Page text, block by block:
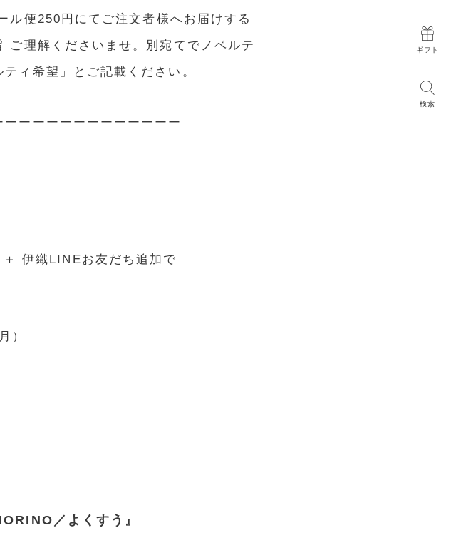
検索
ギフト
ル便250円にてご注文者様へお届けする
ご理解くださいませ。別宛てでノベルテ
ィ希望」とご記載ください。
ーーーーーーーーーーーー
伊織LINEお友だち追加で
）
IORINO／よくすう』